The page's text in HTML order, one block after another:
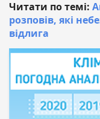
Читати по темі:
розповів, які
відлига